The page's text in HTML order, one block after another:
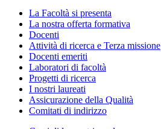
La Facoltà si presenta
La nostra offerta formativa
Docenti
Attività di ricerca e Terza missione
Docenti emeriti
Laboratori di facoltà
Progetti di ricerca
I nostri laureati
Assicurazione della Qualità
Comitati di indirizzo